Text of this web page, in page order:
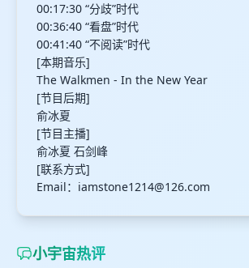
00:17:30 “分歧”时代
00:36:40 “看盘”时代
00:41:40 “不阅读”时代
[本期音乐]
The Walkmen - In the New Year
[节目后期]
俞冰夏
[节目主播]
俞冰夏 石剑峰
[联系方式]
Email： iamstone1214@126.com
小宇宙热评